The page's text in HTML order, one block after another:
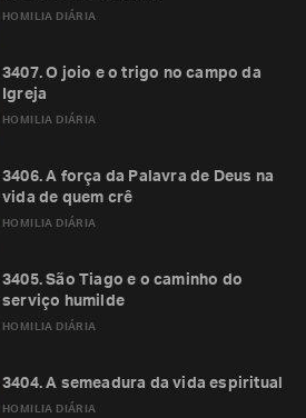
HOMILIA DIÁRIA
HOMILIA DIÁRIA
3407. O joio e o trigo no campo da
Igreja
HOMILIA DIÁRIA
3406. A força da Palavra de Deus na
vida de quem crê
HOMILIA DIÁRIA
3405. São Tiago e o caminho do
serviço humilde
HOMILIA DIÁRIA
3404. A semeadura da vida espiritual